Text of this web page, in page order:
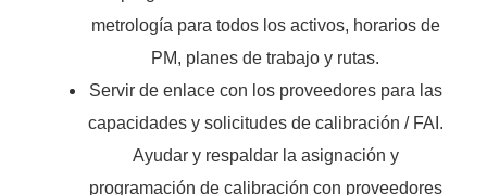
metrología para todos los activos, horarios de
PM, planes de trabajo y rutas.
Servir de enlace con los proveedores para las
capacidades y solicitudes de calibración / FAI.
Ayudar y respaldar la asignación y
programación de calibración con proveedores